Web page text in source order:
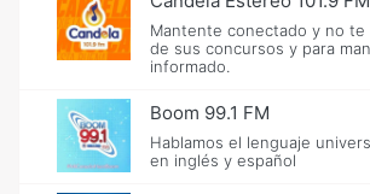
Mantente conectado y no te
de sus concursos y para
informado.
Boom 99.1 FM
Hablamos el lenguaje
en inglés y español